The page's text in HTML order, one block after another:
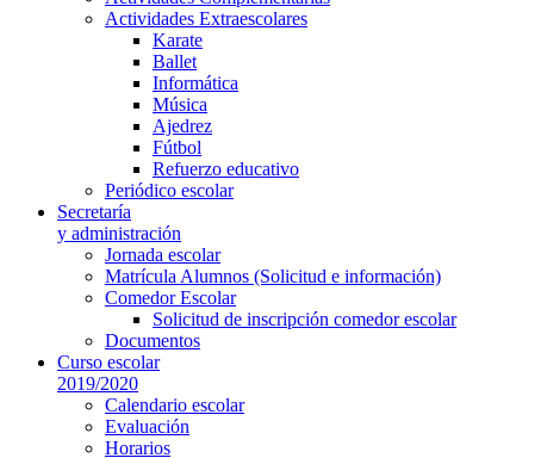
Actividades Extraescolares
Karate
Ballet
Informática
Música
Ajedrez
Fútbol
Refuerzo educativo
Periódico escolar
Secretaría
y administración
Jornada escolar
Matrícula Alumnos (Solicitud e información)
Comedor Escolar
Solicitud de inscripción comedor escolar
Documentos
Curso escolar
2019/2020
Calendario escolar
Evaluación
Horarios